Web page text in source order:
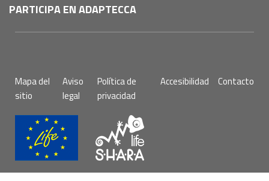
PARTICIPA EN ADAPTECCA
de
página
Mapa del
sitio
Aviso
legal
Política de
privacidad
Accesibilidad Contacto